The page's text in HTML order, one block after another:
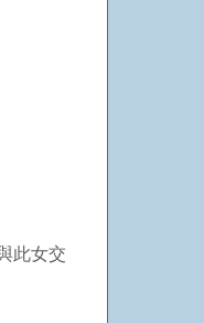
此女交